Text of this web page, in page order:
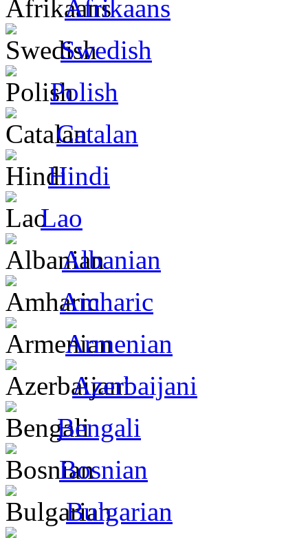
Afrikaans
Swedish
Polish
Catalan
Hindi
Lao
Albanian
Amharic
Armenian
Azerbaijani
Bengali
Bosnian
Bulgarian